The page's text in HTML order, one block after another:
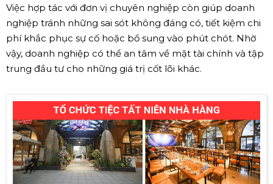
Việc hợp tác với đơn vị chuyên nghiệp còn giúp doanh
nghiệp tránh những sai sót không đáng có, tiết kiệm chi
phí khắc phục sự cố hoặc bổ sung vào phút chót. Nhờ
vậy, doanh nghiệp có thể an tâm về mặt tài chính và tập
trung đầu tư cho những giá trị cốt lõi khác.